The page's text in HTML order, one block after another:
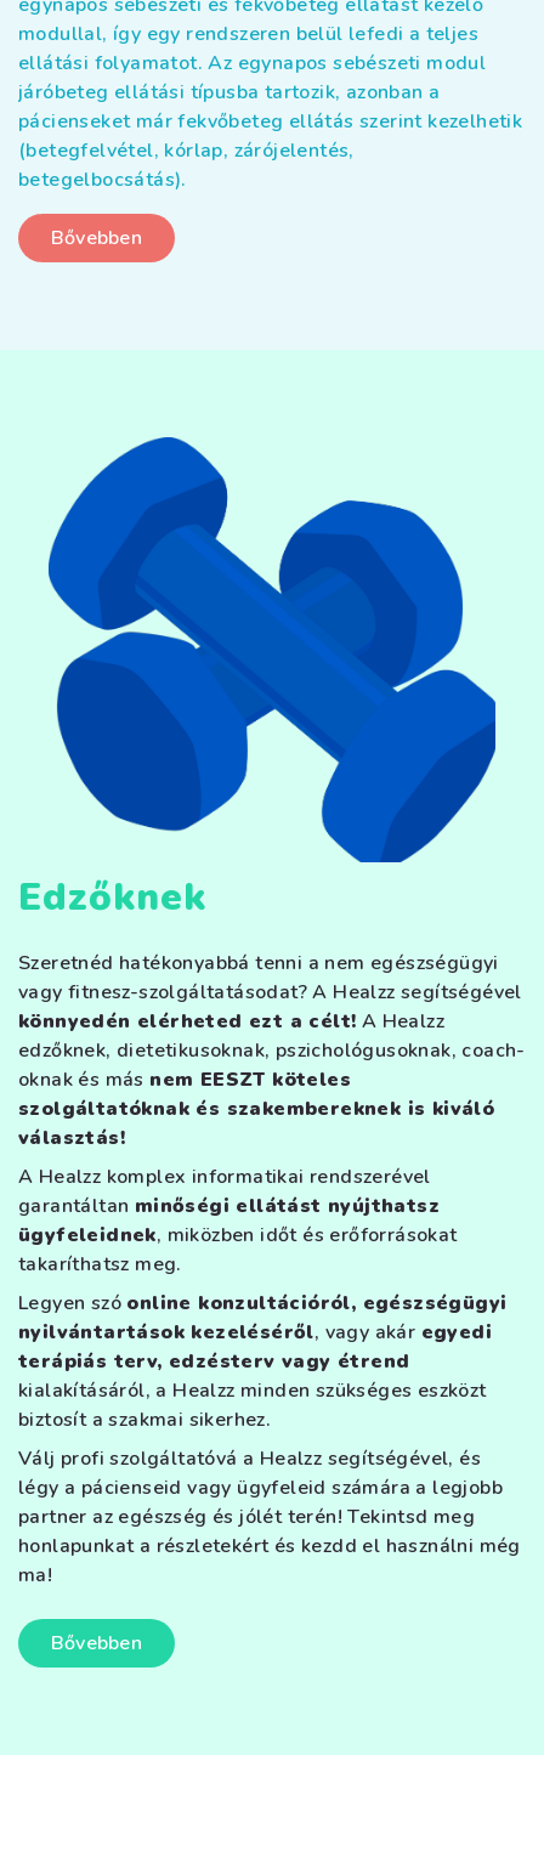
modullal, így egy rendszeren belül lefedi a teljes
ellátási folyamatot. Az egynapos sebészeti modul
járóbeteg ellátási típusba tartozik, azonban a
pácienseket már fekvőbeteg ellátás szerint kezelhetik
(betegfelvétel, kórlap, zárójelentés,
betegelbocsátás).
Bővebben
Edzőknek
Szeretnéd hatékonyabbá tenni a nem egészségügyi
vagy fitnesz-szolgáltatásodat? A Healzz segítségével
könnyedén elérheted ezt a célt! A Healzz
edzőknek, dietetikusoknak, pszichológusoknak, coach-
oknak és más nem EESZT köteles
szolgáltatóknak és szakembereknek is kiváló
választás!
A Healzz komplex informatikai rendszerével
garantáltan minőségi ellátást nyújthatsz
ügyfeleidnek, miközben időt és erőforrásokat
takaríthatsz meg.
Legyen szó online konzultációról, egészségügyi
nyilvántartások kezeléséről, vagy akár egyedi
terápiás terv, edzésterv vagy étrend
kialakításáról, a Healzz minden szükséges eszközt
biztosít a szakmai sikerhez.
Válj profi szolgáltatóvá a Healzz segítségével, és
légy a pácienseid vagy ügyfeleid számára a legjobb
partner az egészség és jólét terén! Tekintsd meg
honlapunkat a részletekért és kezdd el használni még
ma!
Bővebben